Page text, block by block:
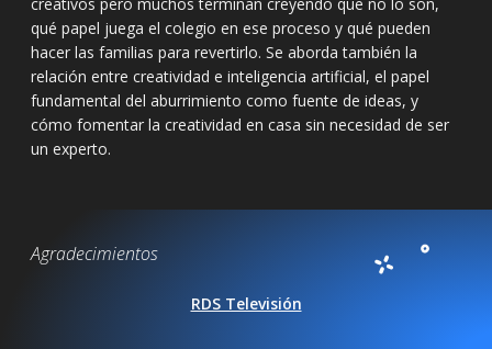
qué papel juega el colegio en ese proceso y qué pueden
hacer las familias para revertirlo. Se aborda también la
relación entre creatividad e inteligencia artificial, el papel
fundamental del aburrimiento como fuente de ideas, y
cómo fomentar la creatividad en casa sin necesidad de ser
un experto.
Agradecimientos
RDS Televisión